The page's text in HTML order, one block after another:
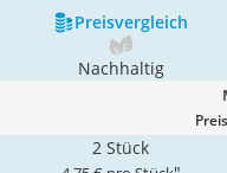
Preis­vergleich
Nachhaltig
2 Stück